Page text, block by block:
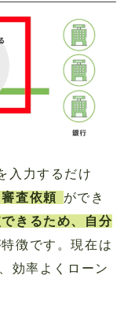
入力するだけ
査依頼
ができ
きるため、自分
徴です。現在は
効率よくローン